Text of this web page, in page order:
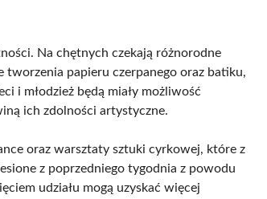
Na chętnych czekają różnorodne
papieru czerpanego oraz batiku,
i młodzież będą miały możliwość
ich zdolności artystyczne.
oraz warsztaty sztuki cyrkowej, które z
z poprzedniego tygodnia z powodu
udziału mogą uzyskać więcej